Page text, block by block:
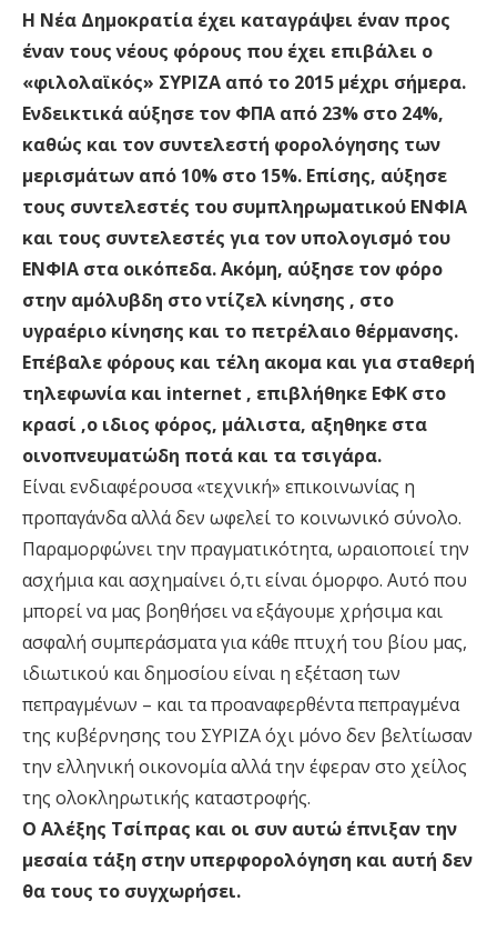
Η Νέα Δημοκρατία έχει καταγράψει έναν προς
έναν τους νέους φόρους που έχει επιβάλει ο
«φιλολαϊκός» ΣΥΡΙΖΑ από το 2015 μέχρι σήμερα.
Ενδεικτικά αύξησε τον ΦΠΑ από 23% στο 24%,
καθώς και τον συντελεστή φορολόγησης των
μερισμάτων από 10% στο 15%. Επίσης, αύξησε
τους συντελεστές του συμπληρωματικού ΕΝΦΙΑ
και τους συντελεστές για τον υπολογισμό του
ΕΝΦΙΑ στα οικόπεδα. Ακόμη, αύξησε τον φόρο
στην αμόλυβδη στο ντίζελ κίνησης , στο
υγραέριο κίνησης και το πετρέλαιο θέρμανσης.
Επέβαλε φόρους και τέλη ακομα και για σταθερή
τηλεφωνία και internet , επιβλήθηκε ΕΦΚ στο
κρασί ,ο ιδιος φόρος, μάλιστα, αξηθηκε στα
οινοπνευματώδη ποτά και τα τσιγάρα.
Είναι ενδιαφέρουσα «τεχνική» επικοινωνίας η
προπαγάνδα αλλά δεν ωφελεί το κοινωνικό σύνολο.
Παραμορφώνει την πραγματικότητα, ωραιοποιεί την
ασχήμια και ασχημαίνει ό,τι είναι όμορφο. Αυτό που
μπορεί να μας βοηθήσει να εξάγουμε χρήσιμα και
ασφαλή συμπεράσματα για κάθε πτυχή του βίου μας,
ιδιωτικού και δημοσίου είναι η εξέταση των
πεπραγμένων – και τα προαναφερθέντα πεπραγμένα
της κυβέρνησης του ΣΥΡΙΖΑ όχι μόνο δεν βελτίωσαν
την ελληνική οικονομία αλλά την έφεραν στο χείλος
της ολοκληρωτικής καταστροφής.
Ο Αλέξης Τσίπρας και οι συν αυτώ έπνιξαν την
μεσαία τάξη στην υπερφορολόγηση και αυτή δεν
θα τους το συγχωρήσει.